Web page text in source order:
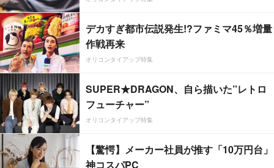
デカすぎ都市伝説発生!?ファミマ45％増量
作戦再来
オリコンタイアップ特集
SUPER★DRAGON、自ら描いた”レトロ
フューチャー”
オリコンタイアップ特集
【驚愕】メーカー社員が推す「10万円台」
神コスパPC